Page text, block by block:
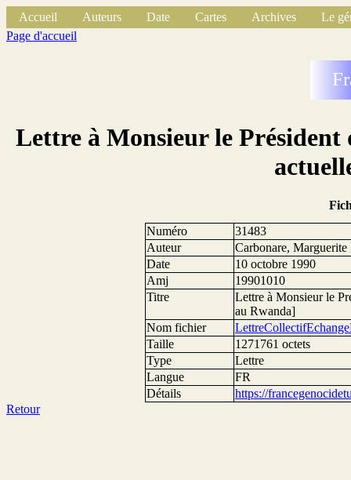
Accueil Auteurs Date Cartes Archives
Le
Page d'accueil
Lettre à Monsieur le
Numéro
31483
Auteur
Carbonare, Marguerite
Date
10 octobre 1990
Amj
19901010
Titre
Lettre à Monsieur le
au Rwanda]
Nom fichier
Taille
1271761 octets
Type
Lettre
Langue
FR
Détails
https://
Retour